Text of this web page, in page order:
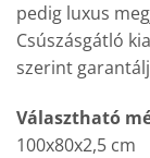
pedig luxus
Csúszásgátló
szerint
Választható
100x80x2,5 cm